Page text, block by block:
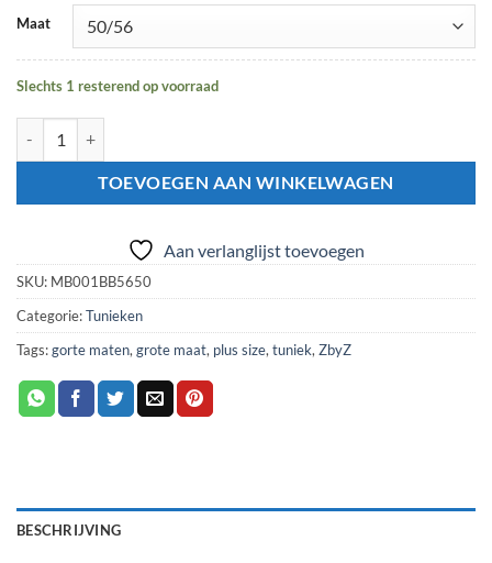
Maat
Slechts 1 resterend op voorraad
TOEVOEGEN AAN WINKELWAGEN
Aan verlanglijst toevoegen
SKU: MB001BB5650
Categorie:Tunieken
Tags:gorte maten, grote maat, plus size, tuniek, ZbyZ
BESCHRIJVING